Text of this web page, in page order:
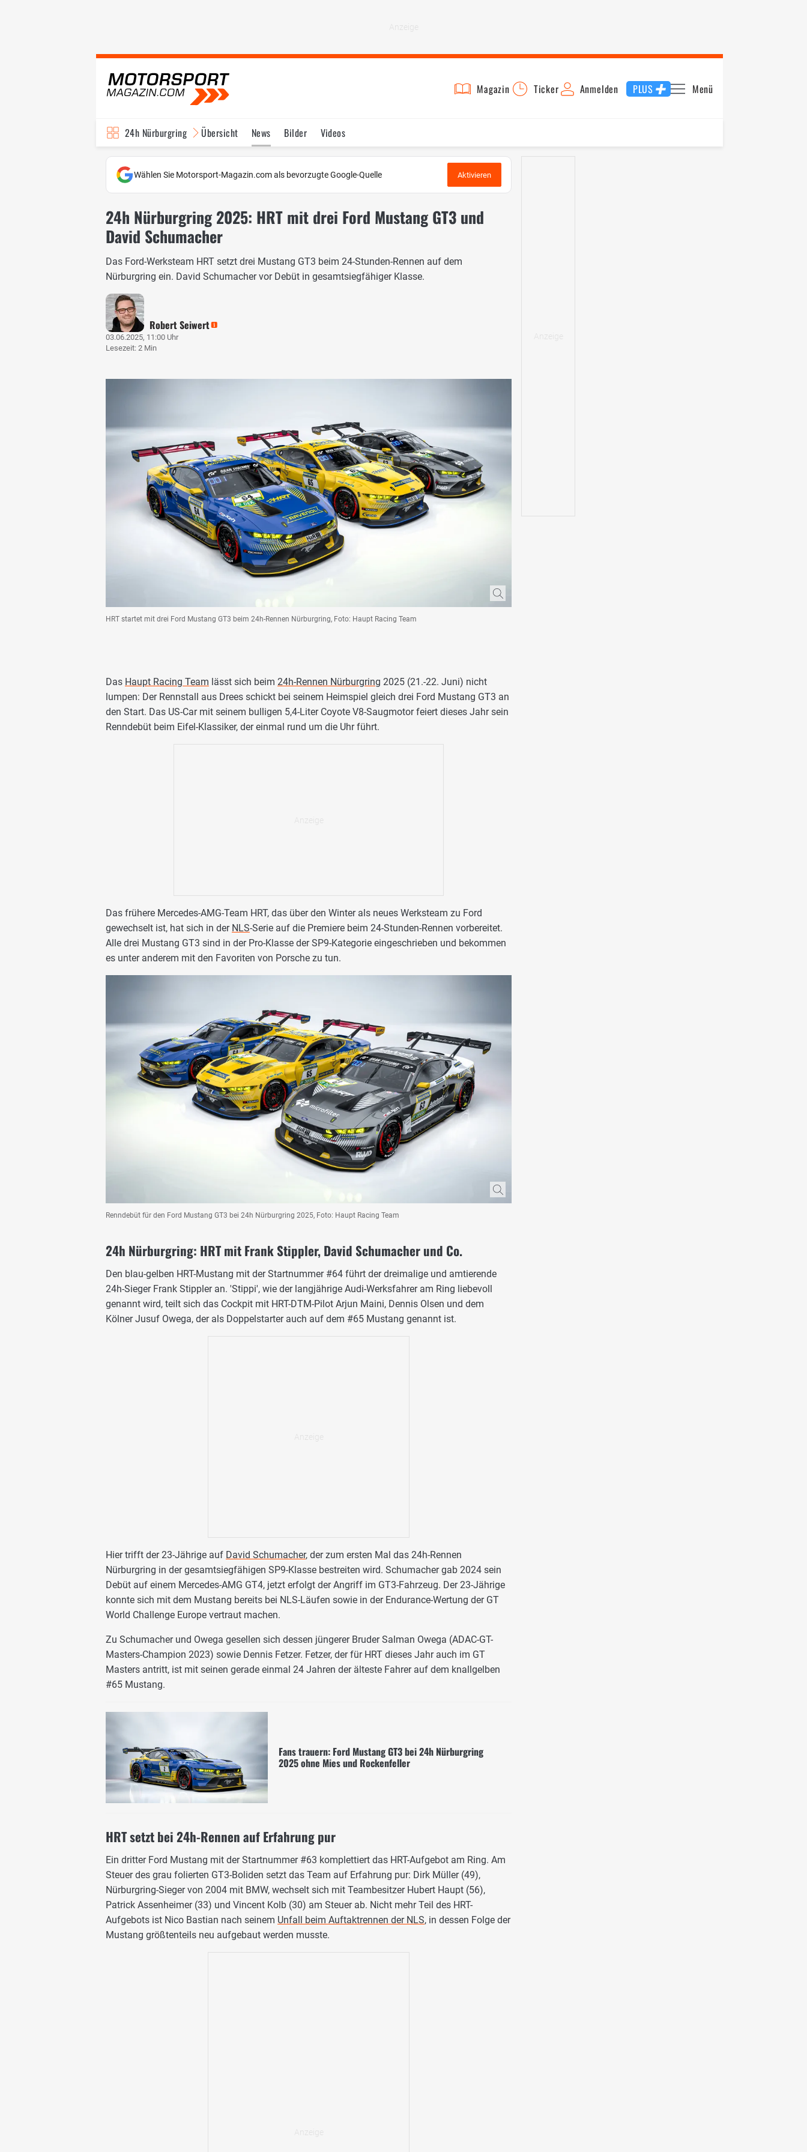
Magazin Ticker Anmelden PLUS Menü
24h Nürburgring Übersicht News Bilder Videos
Wählen Sie Motorsport-Magazin.com als bevorzugte Google-Quelle Aktivieren
24h Nürburgring 2025: HRT mit drei Ford Mustang GT3 und
David Schumacher
Das Ford-Werksteam HRT setzt drei Mustang GT3 beim 24-Stunden-Rennen auf dem
Nürburgring ein. David Schumacher vor Debüt in gesamtsiegfähiger Klasse.
Robert Seiwert
03.06.2025, 11:00 Uhr
Lesezeit: 2 Min
HRT startet mit drei Ford Mustang GT3 beim 24h-Rennen Nürburgring, Foto: Haupt Racing Team
Das Haupt Racing Team lässt sich beim 24h-Rennen Nürburgring 2025 (21.-22. Juni) nicht
lumpen: Der Rennstall aus Drees schickt bei seinem Heimspiel gleich drei Ford Mustang GT3 an
den Start. Das US-Car mit seinem bulligen 5,4-Liter Coyote V8-Saugmotor feiert dieses Jahr sein
Renndebüt beim Eifel-Klassiker, der einmal rund um die Uhr führt.
Das frühere Mercedes-AMG-Team HRT, das über den Winter als neues Werksteam zu Ford
gewechselt ist, hat sich in der NLS-Serie auf die Premiere beim 24-Stunden-Rennen vorbereitet.
Alle drei Mustang GT3 sind in der Pro-Klasse der SP9-Kategorie eingeschrieben und bekommen
es unter anderem mit den Favoriten von Porsche zu tun.
Renndebüt für den Ford Mustang GT3 bei 24h Nürburgring 2025, Foto: Haupt Racing Team
24h Nürburgring: HRT mit Frank Stippler, David Schumacher und Co.
Den blau-gelben HRT-Mustang mit der Startnummer #64 führt der dreimalige und amtierende
24h-Sieger Frank Stippler an. 'Stippi', wie der langjährige Audi-Werksfahrer am Ring liebevoll
genannt wird, teilt sich das Cockpit mit HRT-DTM-Pilot Arjun Maini, Dennis Olsen und dem
Kölner Jusuf Owega, der als Doppelstarter auch auf dem #65 Mustang genannt ist.
Hier trifft der 23-Jährige auf David Schumacher, der zum ersten Mal das 24h-Rennen
Nürburgring in der gesamtsiegfähigen SP9-Klasse bestreiten wird. Schumacher gab 2024 sein
Debüt auf einem Mercedes-AMG GT4, jetzt erfolgt der Angriff im GT3-Fahrzeug. Der 23-Jährige
konnte sich mit dem Mustang bereits bei NLS-Läufen sowie in der Endurance-Wertung der GT
World Challenge Europe vertraut machen.
Zu Schumacher und Owega gesellen sich dessen jüngerer Bruder Salman Owega (ADAC-GT-
Masters-Champion 2023) sowie Dennis Fetzer. Fetzer, der für HRT dieses Jahr auch im GT
Masters antritt, ist mit seinen gerade einmal 24 Jahren der älteste Fahrer auf dem knallgelben
#65 Mustang.
Fans trauern: Ford Mustang GT3 bei 24h Nürburgring
2025 ohne Mies und Rockenfeller
HRT setzt bei 24h-Rennen auf Erfahrung pur
Ein dritter Ford Mustang mit der Startnummer #63 komplettiert das HRT-Aufgebot am Ring. Am
Steuer des grau folierten GT3-Boliden setzt das Team auf Erfahrung pur: Dirk Müller (49),
Nürburgring-Sieger von 2004 mit BMW, wechselt sich mit Teambesitzer Hubert Haupt (56),
Patrick Assenheimer (33) und Vincent Kolb (30) am Steuer ab. Nicht mehr Teil des HRT-
Aufgebots ist Nico Bastian nach seinem Unfall beim Auftaktrennen der NLS, in dessen Folge der
Mustang größtenteils neu aufgebaut werden musste.